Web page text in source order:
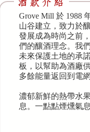
Grove Mill 於 1988
山谷建立，致力於
發展成為時尚之前
們的釀酒理念。我
未來保護土地的承
板，以幫助為酒廠
多餘能量返回到電
濃郁新鮮的熱帶水
息。一點點煙燻氣